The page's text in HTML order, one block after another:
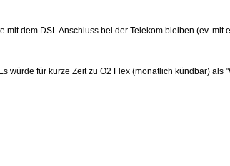
dem DSL Anschluss bei der Telekom bleiben (ev.
würde für kurze Zeit zu O2 Flex (monatlich kündbar)